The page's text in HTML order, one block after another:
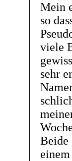
Mein
so
viele
sehr
Beide